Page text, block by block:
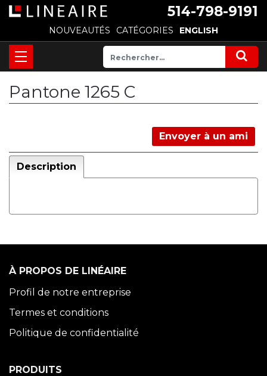
514-798-9191
NOUVEAUTÉS CATÉGORIES ENGLISH
Pantone 1265 C
Envoyer à un ami
Description
À PROPOS DE LINÉAIRE
Profil de notre entreprise
Termes et conditions
Politique de confidentialité
PRODUITS